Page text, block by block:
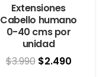
Extensiones
Cabello humano
0-40 cms por
unidad
$3.990 El
$2.490El